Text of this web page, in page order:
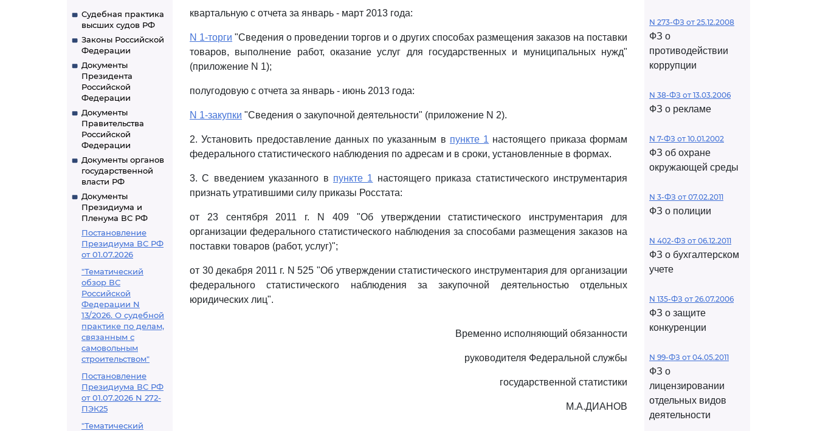
Судебная практика
высших судов РФ
Законы Российской
Федерации
Документы
Президента
Российской
Федерации
Документы
Правительства
Российской
Федерации
Документы органов
государственной
власти РФ
Документы
Президиума и
Пленума ВС РФ
Постановление
Президиума ВС РФ
от 01.07.2026
"Тематический
обзор ВС
Российской
Федерации N
13/2026. О судебной
практике по делам,
связанным с
самовольным
строительством"
Постановление
Президиума ВС РФ
от 01.07.2026 N 272-
ПЭК25
"Тематический
квартальную с отчета за январь - март 2013 года:
N 1-торги "Сведения о проведении торгов и о других способах размещения заказов на поставки
товаров, выполнение работ, оказание услуг для государственных и муниципальных нужд"
(приложение N 1);
полугодовую с отчета за январь - июнь 2013 года:
N 1-закупки "Сведения о закупочной деятельности" (приложение N 2).
2. Установить предоставление данных по указанным в пункте 1 настоящего приказа формам
федерального статистического наблюдения по адресам и в сроки, установленные в формах.
3. С введением указанного в пункте 1 настоящего приказа статистического инструментария
признать утратившими силу приказы Росстата:
от 23 сентября 2011 г. N 409 "Об утверждении статистического инструментария для
организации федерального статистического наблюдения за способами размещения заказов на
поставки товаров (работ, услуг)";
от 30 декабря 2011 г. N 525 "Об утверждении статистического инструментария для организации
федерального статистического наблюдения за закупочной деятельностью отдельных
юридических лиц".
Временно исполняющий обязанности
руководителя Федеральной службы
государственной статистики
М.А.ДИАНОВ
N 273-ФЗ от 25.12.2008
ФЗ о
противодействии
коррупции
N 38-ФЗ от 13.03.2006
ФЗ о рекламе
N 7-ФЗ от 10.01.2002
ФЗ об охране
окружающей среды
N 3-ФЗ от 07.02.2011
ФЗ о полиции
N 402-ФЗ от 06.12.2011
ФЗ о бухгалтерском
учете
N 135-ФЗ от 26.07.2006
ФЗ о защите
конкуренции
N 99-ФЗ от 04.05.2011
ФЗ о
лицензировании
отдельных видов
деятельности